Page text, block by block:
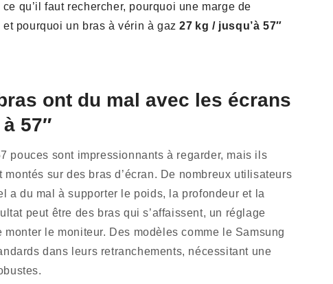
qu’il faut rechercher, pourquoi une marge de
pourquoi un bras à vérin à gaz27 kg / jusqu’à 57″
ont du mal avec les écrans
57″
pouces sont impressionnants à regarder, mais ils
sur des bras d’écran. De nombreux utilisateurs
a du mal à supporter le poids, la profondeur et la
peut être des bras qui s’affaissent, un réglage
le moniteur. Des modèles comme le Samsung
dans leurs retranchements, nécessitant une